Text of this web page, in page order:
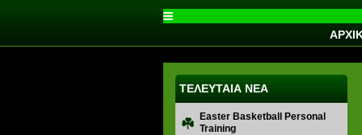
ΤΕΛΕΥΤΑΙΑ ΝΕΑ
Easter Basketball Personal
Training